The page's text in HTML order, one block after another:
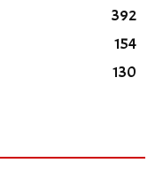
392
154
130